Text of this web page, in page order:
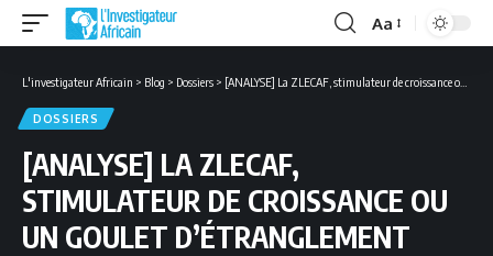
Font
Aa
L'investigateur Africain > Blog > Dossiers > [ANALYSE] La ZLECAF, stimulateur de croissance ou un goulet d’étranglement
DOSSIERS
[ANALYSE] LA ZLECAF,
STIMULATEUR DE CROISSANCE OU
UN GOULET D’ÉTRANGLEMENT